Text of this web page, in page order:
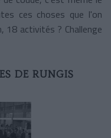
ces choses que l'on
18 activités ? Challenge
DE RUNGIS